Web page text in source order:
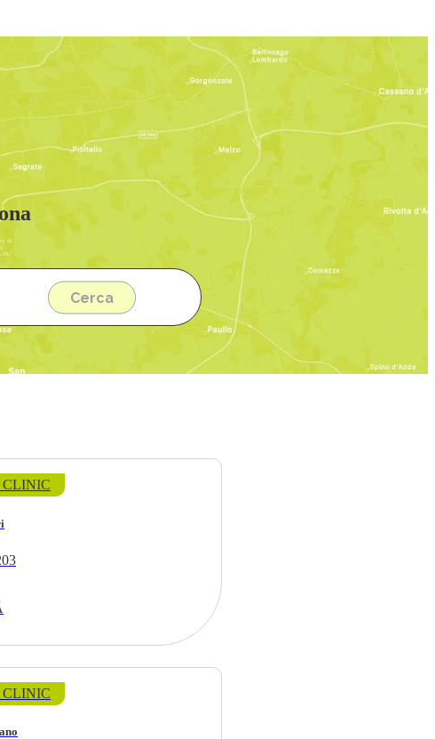
Cerca
CLINIC
CLINIC